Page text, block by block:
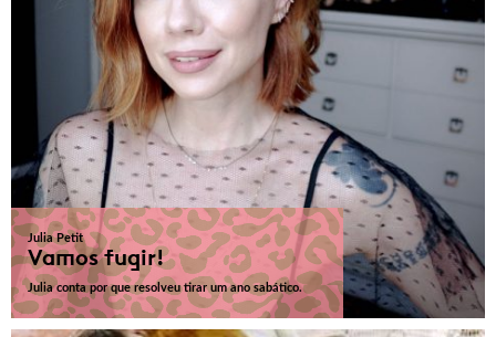
Julia Petit
Vamos fugir!
Julia conta por que resolveu tirar um ano sabático.